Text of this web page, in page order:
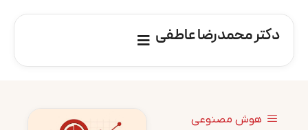
دکتر محمدرضا عاطفی
هوش مصنوعی